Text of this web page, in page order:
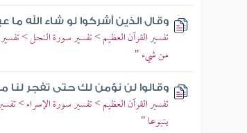
وقال الذين أشركوا لو شاء الله ما
تفسير القرآن العظيم > تفسير سورة النحل >
من شيء "
وقالوا لن نؤمن لك حتى تفجر لنا
تفسير القرآن العظيم > تفسير سورة الإسراء >
ينبوعا "